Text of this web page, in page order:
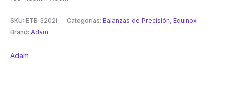
SKU: ETB 3202i Categorías: Balanzas de Precisión Equinox
Brand: Adam
Adam